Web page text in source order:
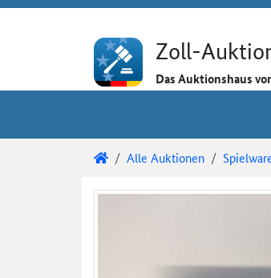
Zoll-
Das Auktionshaus
Zoll-Auktion
Alle Auktionen
Auktionsdetails
Auktionsüberblick